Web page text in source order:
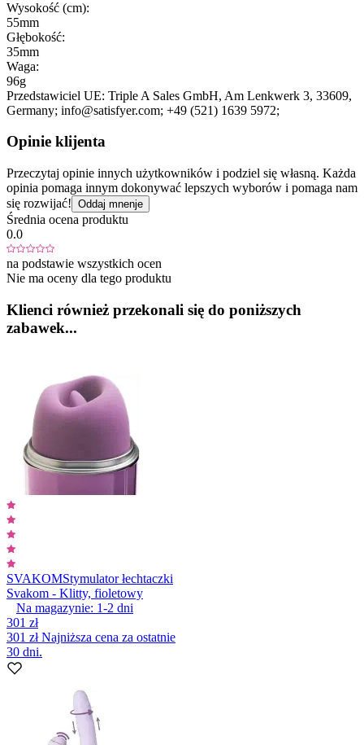
Wysokość (cm):
55mm
Głębokość:
35mm
Waga:
96g
Przedstawiciel UE: Triple A Sales GmbH, Am Lenkwerk 3, 33609,
Germany; info@satisfyer.com; +49 (521) 1639 5972;
Opinie klijenta
Przeczytaj opinie innych użytkowników i podziel się własną. Każda
opinia pomaga innym dokonywać lepszych wyborów i pomaga nam
się rozwijać! Oddaj mnenje
Średnia ocena produktu
0.0
na podstawie wszystkich ocen
Nie ma oceny dla tego produktu
Klienci również przekonali się do poniższych
zabawek...
SVAKOMStymulator łechtaczki
Svakom - Klitty, fioletowy
Na magazynie: 1-2 dni
301 zł
301 złNajniższa cena za ostatnie
30 dni.